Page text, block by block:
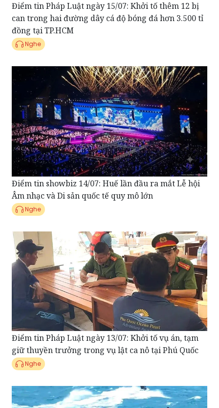
Điểm tin Pháp Luật ngày 15/07: Khởi tố thêm 12 bị
can trong hai đường dây cá độ bóng đá hơn 3.500 tỉ
đồng tại TP.HCM
Nghe
Điểm tin showbiz 14/07: Huế lần đầu ra mắt Lễ hội
Âm nhạc và Di sản quốc tế quy mô lớn
Nghe
Điểm tin Pháp Luật ngày 13/07: Khởi tố vụ án, tạm
giữ thuyền trưởng trong vụ lật ca nô tại Phú Quốc
Nghe